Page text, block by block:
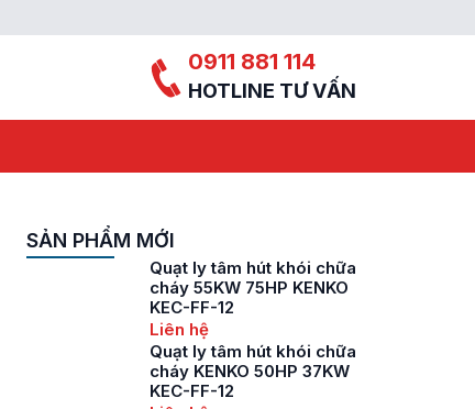
0911 881 114
HOTLINE TƯ VẤN
SẢN PHẨM MỚI
Quạt ly tâm hút khói chữa
cháy 55KW 75HP KENKO
KEC-FF-12
Liên hệ
Quạt ly tâm hút khói chữa
cháy KENKO 50HP 37KW
KEC-FF-12